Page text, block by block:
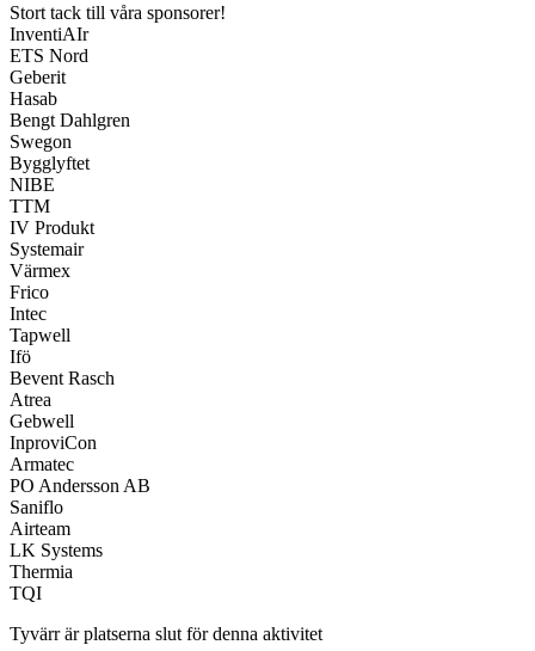
Stort tack till våra sponsorer!
InventiAIr
ETS Nord
Geberit
Hasab
Bengt Dahlgren
Swegon
Bygglyftet
NIBE
TTM
IV Produkt
Systemair
Värmex
Frico
Intec
Tapwell
Ifö
Bevent Rasch
Atrea
Gebwell
InproviCon
Armatec
PO Andersson AB
Saniflo
Airteam
LK Systems
Thermia
TQI
Tyvärr är platserna slut för denna aktivitet